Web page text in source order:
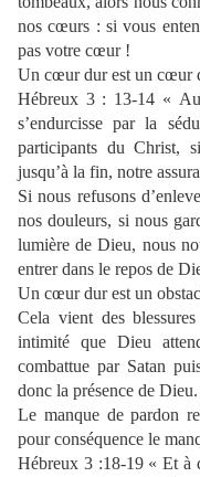
nos cœurs : si vous
pas votre cœur !
Un cœur dur est un cœur
Hébreux 3 : 13-14 «
s’endurcisse par la
participants du Christ,
jusqu’à la fin, notre
Si nous refusons
nos douleurs, si nous
lumière de Dieu, nous
entrer dans le repos de
Un cœur dur est un
Cela vient des
intimité que Dieu
combattue par Satan
donc la présence de Dieu.
Le manque de pardon
pour conséquence le
Hébreux 3 :18-19 « Et à